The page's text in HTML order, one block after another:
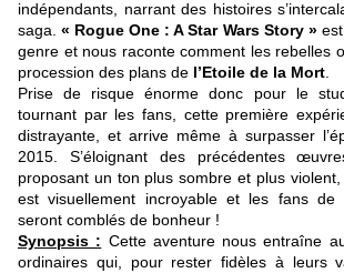
indépendants, narrant des histoires
saga.« Rogue One : A Star Wars Story »est
genre et nous raconte comment les rebelles
procession des plans de l’Etoile de la Mort
Prise de risque énorme donc pour le
tournant par les fans, cette première
distrayante, et arrive même à surpasser
2015. S’éloignant des précédentes
proposant un ton plus sombre et plus
est visuellement incroyable et les fans de
seront comblés de bonheur !
Synopsis : Cette aventure nous entraîne
ordinaires qui, pour rester fidèles à leurs